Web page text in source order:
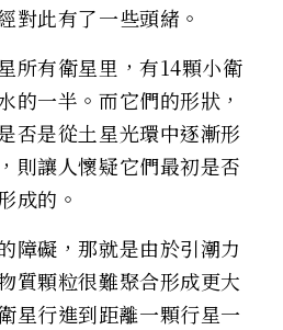
對此有了一些頭緒。
所有衛星里，有14顆小衛
的一半。而它們的形狀，
否是從土星光環中逐漸形
則讓人懷疑它們最初是否
成的。
障礙，那就是由於引潮力
質顆粒很難聚合形成更大
星行進到距離一顆行星一